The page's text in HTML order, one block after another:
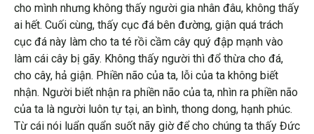
cho mình nhưng không thấy người gia nhân đâu, không thấy
ai hết. Cuối cùng, thấy cục đá bên đường, giận quá trách
cục đá này làm cho ta té rồi cầm cây quý đập mạnh vào
làm cái cây bị gãy. Không thấy người thì đổ thừa cho đá,
cho cây, hả giận. Phiền não của ta, lỗi của ta không biết
nhận. Người biết nhận ra phiền não của ta, nhìn ra phiền não
của ta là người luôn tự tại, an bình, thong dong, hạnh phúc.
Từ cái nói luẩn quẩn suốt nãy giờ để cho chúng ta thấy Đức